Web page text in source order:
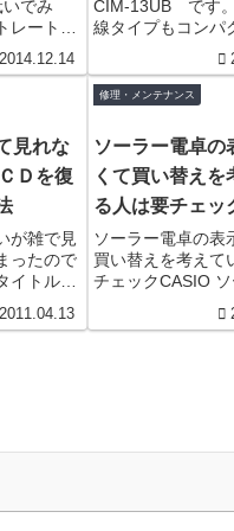
でみ
レートビ
い。もち
理由だろ
う少しよ
2014.12.14
13UB
CIM-13UB です
線タイプもコンパ
り、この手のもの
りました。発売時
年前。 長持ちし
見れな
Ｄを復
が雑で見
ったので
トルの
る方法で
2011.04.13
修理・メンテナンス
ソーラー電卓の
くて買い替えを
る人は要チェ
CASIO ソーラ
EL-369C 電池
ソーラー電卓の表
買い替えを考えて
チェックCASIO ソ
もので取説が無か